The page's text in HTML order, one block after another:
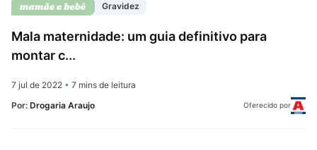
Gravidez
Mala maternidade: um guia definitivo para
montar c...
7 jul de 2022 • 7 mins de leitura
Por: Drogaria Araujo Oferecido por